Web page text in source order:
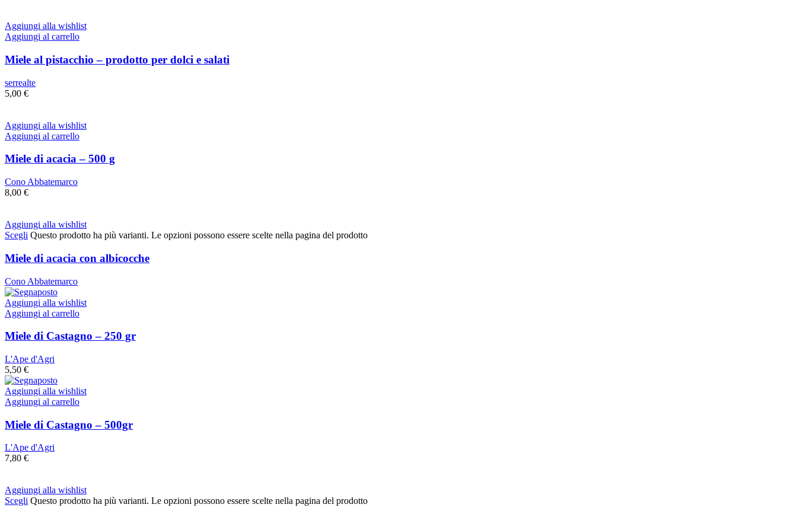
Aggiungi alla wishlist
Aggiungi al carrello
Miele al pistacchio – prodotto per dolci e salati
serrealte
5,00 €
Aggiungi alla wishlist
Aggiungi al carrello
Miele di acacia – 500 g
Cono Abbatemarco
8,00 €
Aggiungi alla wishlist
Scegli Questo prodotto ha più varianti. Le opzioni possono essere scelte nella pagina del prodotto
Miele di acacia con albicocche
Cono Abbatemarco
Aggiungi alla wishlist
Aggiungi al carrello
Miele di Castagno – 250 gr
L'Ape d'Agri
5,50 €
Aggiungi alla wishlist
Aggiungi al carrello
Miele di Castagno – 500gr
L'Ape d'Agri
7,80 €
Aggiungi alla wishlist
Scegli Questo prodotto ha più varianti. Le opzioni possono essere scelte nella pagina del prodotto